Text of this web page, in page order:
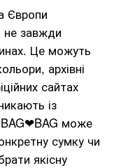
Європи
не завжди
Це можуть
архівні
сайтах
із
може
сумку чи
якісну